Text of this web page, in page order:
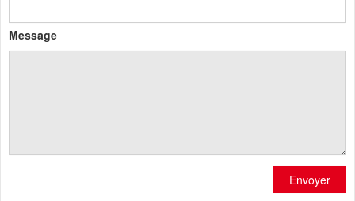
Message
Envoyer